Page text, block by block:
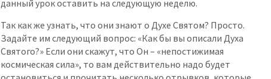
данный урок оставить на следующую неделю.
Так как же узнать, что они знают о Духе Святом? Просто.
Задайте им следующий вопрос: «Как бы вы описали Духа
Святого?» Если они скажут, что Он – «непостижимая
космическая сила», то вам действительно надо будет